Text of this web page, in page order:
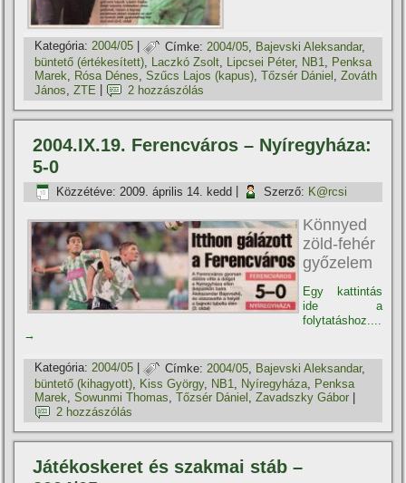
Kategória: 2004/05 | Címke: 2004/05 Bajevski Aleksandar,
büntető (értékesí­tett), Laczkó Zsolt, Lipcsei Péter, NB1, Penksa
Marek, Rósa Dénes,Szűcs Lajos (kapus),Tőzsér Dániel ,Zováth
János ,ZTE 2 hozzászólás
2004.IX.19. Ferencváros – Nyí­regyháza:
5-0
Közzétéve: 2009. április 14. kedd Szerző: K@rcsi
Könnyed
zöld-fehér
győzelem
Egy kattintás
ide a
folytatáshoz....
→
Kategória: 2004/05 | Címke: 2004/05 Bajevski Aleksandar,
büntető (kihagyott), Kiss György, NB1, Nyí­regyháza, Penksa
Marek,Sowunmi Thomas,Tőzsér Dániel ,Zavadszky Gábor
2 hozzászólás
Játékoskeret és szakmai stáb –